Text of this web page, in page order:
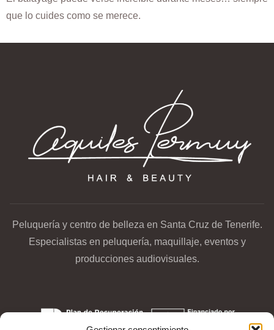
que lo cuides como se merece.
Peluquería y centro de belleza en Santa Cruz de Tenerife.
Especialistas en peluquería, maquillaje, eventos y
producciones audiovisuales.